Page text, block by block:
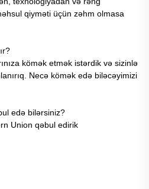
qiyməti üçün zəhm olmasa
kömək etmək istərdik və sizinlə
Necə kömək edə biləcəyimizi
edə bilərsiniz?
Union qəbul edirik